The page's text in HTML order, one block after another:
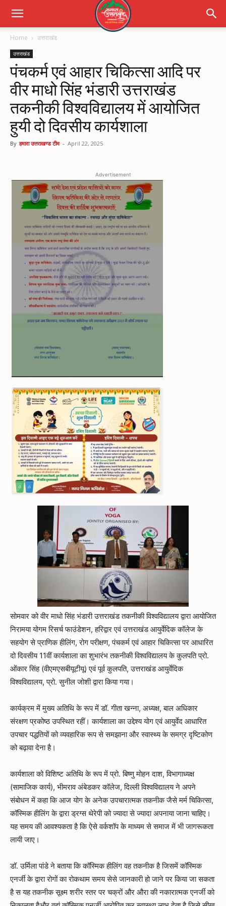
Home उत्तराखंड
उत्तराखंड
पंचकर्म एवं आहार चिकित्सा आदि पर
वीर माधो सिंह भंडारी उत्तराखंड
तकनीकी विश्वविद्यालय में आयोजित
हुयी दो दिवसीय कार्यशाला
By हमारा उत्तराखण्ड टीम - April 22, 2025
Advertisement
सोमवार को वीर माधो सिंह भंडारी उत्तराखंड तकनीकी विश्वविद्यालय द्वारा आयोजित
निरामया योगम रिसर्च फाउंडेशन, हरिद्वार एवं उत्तराखंड आयुर्वेदिक कॉलेज के
सहयोग से प्राणिक हीलिंग, रोग परीक्षण, पंचकर्म एवं आहार चिकित्सा पर आधारित
दो दिवसीय 11वीं कार्यशाला का शुभारंभ तकनीकी विश्वविद्यालय के कुलपति प्रो.
ओंकार सिंह (वीएमएसबीयूटीयू) एवं पूर्व कुलपति, उत्तराखंड आयुर्वेदिक
विश्वविद्यालय, प्रो. सुनील जोशी द्वारा किया गया।
कार्यक्रम में मुख्य अतिथि के रूप में डॉ. गीता खन्ना, अध्यक्ष, बाल अधिकार
संरक्षण प्रकोष्ठ उपस्थित रहीं। कार्यशाला का उद्देश्य योग एवं आयुर्वेद आधारित
उपचार पद्धतियों को व्यवहारिक रूप से समझाना और स्वास्थ्य के समग्र दृष्टिकोण
को बढ़ावा देना है।
कार्यशाला को विशिष्ट अतिथि के रूप में प्रो. बिष्णु मोहन दाश, विभागाध्यक्ष
(सामाजिक कार्य), भीमराव अंबेडकर कॉलेज, दिल्ली विश्वविद्यालय ने अपने
संबोधन में कहा कि आज योग के अनेक उपचारात्मक तकनीक जैसे मर्म चिकित्सा,
कॉस्मिक हीलिंग के द्वारा ड्रग्स थेरेपी को ज्यादा से ज्यादा अपनाया जाना चाहिए।
यह समय की आवश्यकता है कि ऐसे वर्कशॉप के माध्यम से समाज में भी जागरूकता
लायी जाए।
डॉ. उर्मिला पांडे ने बताया कि कॉस्मिक हीलिंग वह तकनीक है जिसमें कॉस्मिक
एनर्जी के द्वारा रोगों का रोकथाम समय सेसे जानकारी हो जाने पर किया जा सकता
है स यह तकनीक सूक्ष्म शरीर स्तर पर चक्रों और औरा की नकारात्मक एनर्जी को